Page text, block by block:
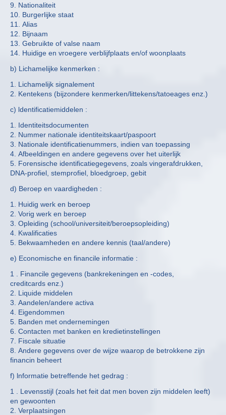
9. Nationaliteit
10. Burgerlijke staat
11. Alias
12. Bijnaam
13. Gebruikte of valse naam
14. Huidige en vroegere verblijfplaats en/of woonplaats
b) Lichamelijke kenmerken :
1. Lichamelijk signalement
2. Kentekens (bijzondere kenmerken/littekens/tatoeages enz.)
c) ldentificatiemiddelen :
1. Identiteitsdocumenten
2. Nummer nationale identiteitskaart/paspoort
3. Nationale identificatienummers, indien van toepassing
4. Afbeeldingen en andere gegevens over het uiterlijk
5. Forensische identificatiegegevens, zoals vingerafdrukken,
DNA-profiel, stemprofiel, bloedgroep, gebit
d) Beroep en vaardigheden :
1. Huidig werk en beroep
2. Vorig werk en beroep
3. Opleiding (school/universiteit/beroepsopleiding)
4. Kwalificaties
5. Bekwaamheden en andere kennis (taal/andere)
e) Economische en financile informatie :
1 . Financile gegevens (bankrekeningen en -codes,
creditcards enz.)
2. Liquide middelen
3. Aandelen/andere activa
4. Eigendommen
5. Banden met ondernemingen
6. Contacten met banken en kredietinstellingen
7. Fiscale situatie
8. Andere gegevens over de wijze waarop de betrokkene zijn
financin beheert
f) lnformatie betreffende het gedrag :
1 . Levensstijl (zoals het feit dat men boven zijn middelen leeft)
en gewoonten
2. Verplaatsingen